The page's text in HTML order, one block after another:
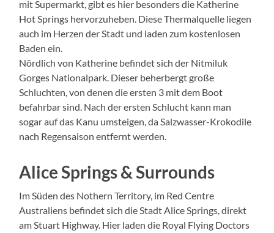
mit Supermarkt, gibt es hier besonders die Katherine
Hot Springs hervorzuheben. Diese Thermalquelle liegen
auch im Herzen der Stadt und laden zum kostenlosen
Baden ein.
Nördlich von Katherine befindet sich der Nitmiluk
Gorges Nationalpark. Dieser beherbergt große
Schluchten, von denen die ersten 3 mit dem Boot
befahrbar sind. Nach der ersten Schlucht kann man
sogar auf das Kanu umsteigen, da Salzwasser-Krokodile
nach Regensaison entfernt werden.
Alice Springs & Surrounds
Im Süden des Nothern Territory, im Red Centre
Australiens befindet sich die Stadt Alice Springs, direkt
am Stuart Highway. Hier laden die Royal Flying Doctors